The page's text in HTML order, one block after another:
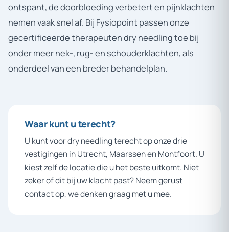
ontspant, de doorbloeding verbetert en pijnklachten
nemen vaak snel af. Bij Fysiopoint passen onze
gecertificeerde therapeuten dry needling toe bij
onder meer nek-, rug- en schouderklachten, als
onderdeel van een breder behandelplan.
Waarkunt uterecht?
U kunt voor dry needling terecht op onze drie
vestigingen in Utrecht, Maarssen en Montfoort. U
kiest zelf de locatie die u het beste uitkomt. Niet
zeker of dit bij uw klacht past? Neem gerust
contact op, we denken graag met u mee.